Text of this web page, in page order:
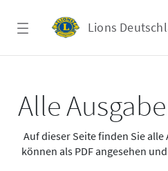
Lions
Alle
Auf dieser Seite finden Sie alle
können als PDF angesehen